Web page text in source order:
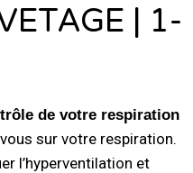
| 1-
de votre respiration
sur votre respiration.
l’hyperventilation et